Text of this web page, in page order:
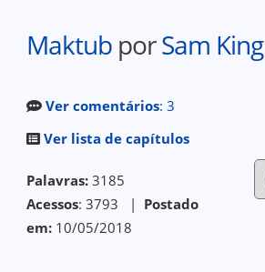
Maktub porSam King
Ver comentários: 3
Ver lista de capítulos
Palavras: 3185
Acessos: 3793 | Postado
em: 10/05/2018